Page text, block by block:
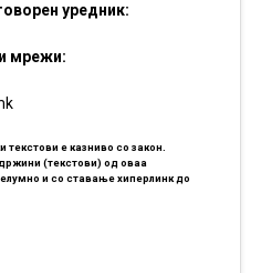
уредник:
мрежи:
е казниво со закон.
(текстови) од оваа
и со ставање хиперлинк до